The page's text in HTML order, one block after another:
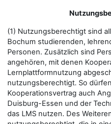
(1) Nutzungsberechtigt sind
Bochum studierenden,
Personen. Zusätzlich sind
angehören, mit denen
Lernplattformnutzung
nutzungsberechtigt. So
Kooperationsvertrag auch
Duisburg-Essen und der
das LMS nutzen. Des